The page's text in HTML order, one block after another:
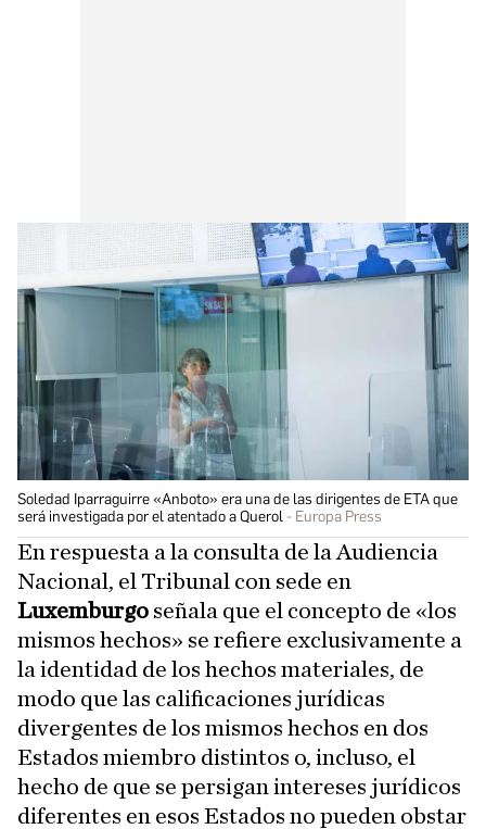
Soledad Iparraguirre «Anboto» era una de las dirigentes de ETA que
será investigada por el atentado a Querol
Europa Press
En respuesta a la consulta de la Audiencia
Nacional, el Tribunal con sede en
Luxemburgo señala que el concepto de «los
mismos hechos» se refiere exclusivamente a
la identidad de los hechos materiales, de
modo que las calificaciones jurídicas
divergentes de los mismos hechos en dos
Estados miembro distintos o, incluso, el
hecho de que se persigan intereses jurídicos
diferentes en esos Estados no pueden obstar